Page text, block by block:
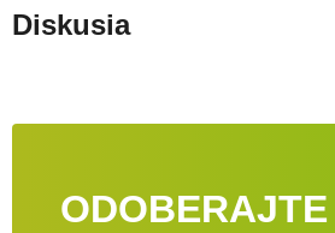
Diskusia